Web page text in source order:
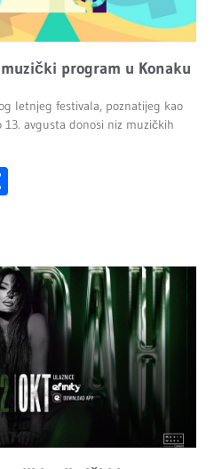
program u Konaku
letnjeg festivala, poznatijeg kao
avgusta donosi niz muzičkih